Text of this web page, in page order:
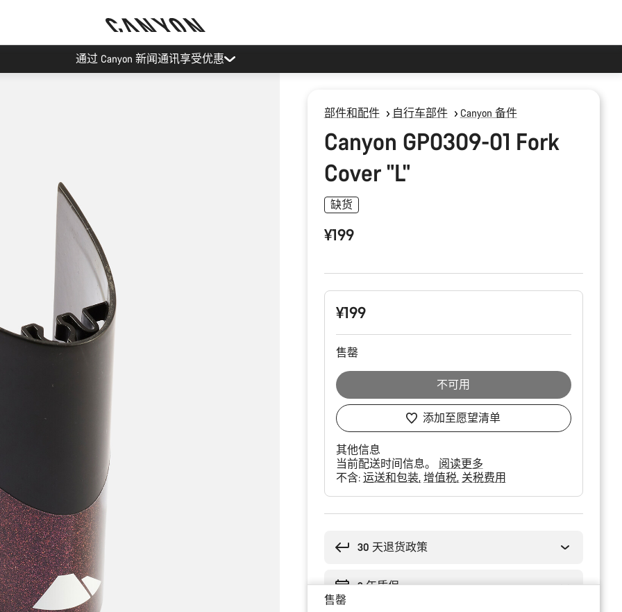
通过 Canyon 新闻通讯享受优惠
部件和配件 自行车部件 Canyon 备件
Canyon GP0309-01 Fork
Cover "L"
缺货
¥199
产
¥199
售罄
不可用
添加至愿望清单
其他信息
当前配送时间信息。 阅读更多
不含: 运送和包装 增值税 关税费用
30 天退货政策
2 年质保
售罄